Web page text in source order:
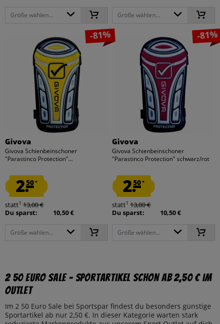
Größe wählen... Größe wählen...
-81%
Givova
Givova Schienbeinschoner
"Parastinco Protection"...
2.50*
statt1 13,00 €
Du sparst:
10,50 €
Größe wählen...
-81%
Givova
Givova Schienbeinschoner
"Parastinco Protection" schwarz/rot
2.50*
statt1 13,00 €
Du sparst:
10,50 €
Größe wählen...
2 50 Euro Sale – Sportartikel schon ab 2,50 € im
Outlet
Im 2 50 Euro Sale bei Sportspar findest du besonders günstige
Sportartikel ab nur 2,50 €. In dieser Kategorie warten stark